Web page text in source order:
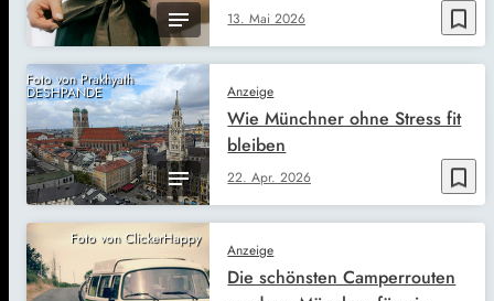
bookmark_border
13. Mai 2026
Foto von Prakhyath
DESHPANDE
bookmark_border
Anzeige
22. Apr. 2026
Wie Münchner ohne Stress fit
bleiben
Foto von ClickerHappy
Anzeige
Die schönsten Camperrouten